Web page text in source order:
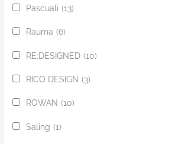
Pascuali (13)
Rauma (6)
RE:DESIGNED (10)
RICO DESIGN (3)
ROWAN (10)
Saling (1)